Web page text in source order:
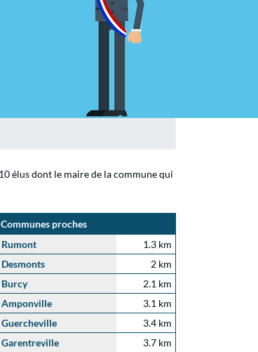
élus dont le maire de la commune qui
Communes proches
Rumont
1.3 km
Desmonts
2 km
Burcy
2.1 km
Amponville
3.1 km
Guercheville
3.4 km
Garentreville
3.7 km